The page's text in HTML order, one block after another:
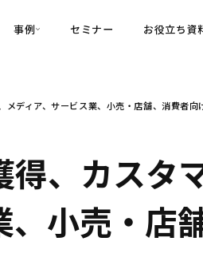
育成
・Commune Navigator
Growth
事例
導入事例
セミナー お役立ち資
・お
ディア、サービス業、小売・店舗、消費者
、カスタ
小売・店